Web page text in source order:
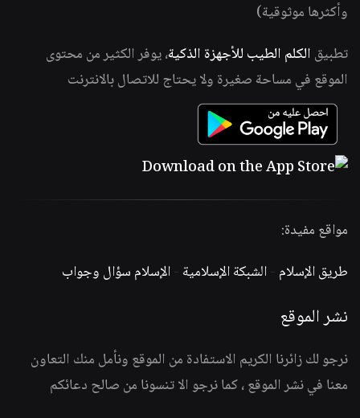
وأكثرها موثوقية)
تطبيق الكلم الطيب للأجهزة الذكية، يوفر الكثير من محتوى
الموقع في مساحة صغيرة ولا يحتاج للاتصال بالانترنت
مواقع مفيدة:
طريق الإسلام -الشبكة الإسلامية -الإسلام سؤال وجواب
نشر الموقع
نرجو لك زائرنا الكريم الاستفادة من الموقع ونأمل منك التعاون
معنا في نشر الموقع ، كما نرجو الا تنسونا من صالح دعائكم